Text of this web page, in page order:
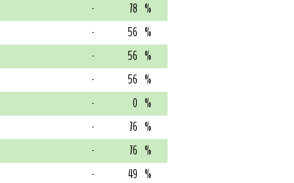
- 78 %
- 56 %
- 56 %
- 56 %
- 0 %
- 76 %
- 76 %
- 49 %